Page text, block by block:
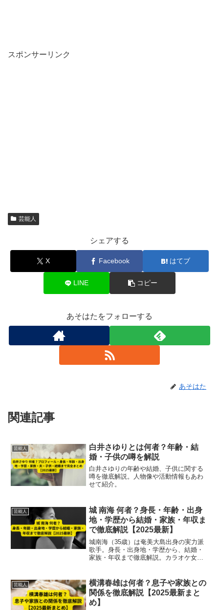
スポンサーリンク
芸能人
シェアする
X Facebook はてブ
LINE コピー
あそはたをフォローする
あそはた
関連記事
芸能人
白井さゆりとは何者？年齢・結
婚・子供の噂を解説
白井さゆりの年齢や結婚、子供に関する
噂を徹底解説。人物像や活動情報もあわ
せて紹介。
芸能人
城 南海 何者？身長・年齢・出身
地・学歴から結婚・家族・年収ま
で徹底解説【2025最新】
城南海（35歳）は奄美大島出身の実力派
歌手。身長・出身地・学歴から、結婚・
家族・年収まで徹底解説。カラオケ女王
芸能人
横溝春雄は何者？息子や家族との
関係を徹底解説【2025最新まと
め】